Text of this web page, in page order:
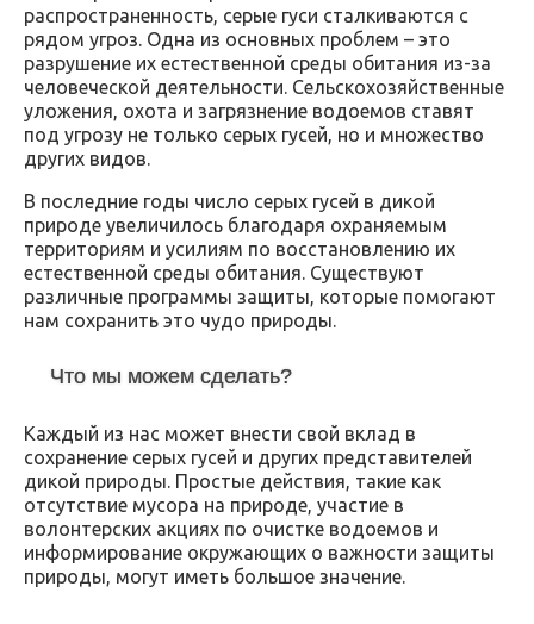
распространенность, серые гуси сталкиваются с
рядом угроз. Одна из основных проблем – это
разрушение их естественной среды обитания из-за
человеческой деятельности. Сельскохозяйственные
уложения, охота и загрязнение водоемов ставят
под угрозу не только серых гусей, но и множество
других видов.
В последние годы число серых гусей в дикой
природе увеличилось благодаря охраняемым
территориям и усилиям по восстановлению их
естественной среды обитания. Существуют
различные программы защиты, которые помогают
нам сохранить это чудо природы.
Что мы можем сделать?
Каждый из нас может внести свой вклад в
сохранение серых гусей и других представителей
дикой природы. Простые действия, такие как
отсутствие мусора на природе, участие в
волонтерских акциях по очистке водоемов и
информирование окружающих о важности защиты
природы, могут иметь большое значение.